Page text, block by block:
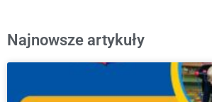
Najnowsze artykuły